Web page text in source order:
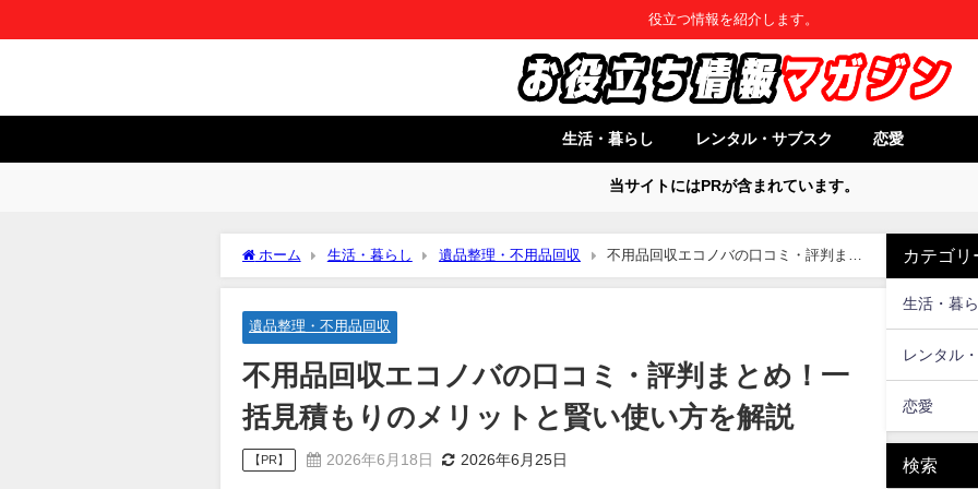
役立つ情報を紹介します。
生活・暮らし レンタル・サブスク 恋愛
当サイトにはPRが含まれています。
ホーム 生活・暮らし 遺品整理・不用品回収
不用品回収エコノバの口コミ・評判まと
め！一括見積もりのメリットと賢い使い方を解説
遺品整理・不用品回収
不用品回収エコノバの口コミ・評判まとめ！一
括見積もりのメリットと賢い使い方を解説
【PR】 2026年6月18日 2026年6月25日
カテゴリ
生活・暮
レンタル
恋愛
検索